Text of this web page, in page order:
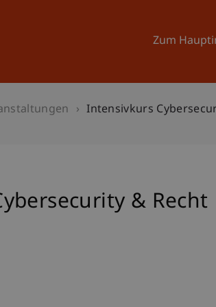
Zum
Intensivkurs
& Recht